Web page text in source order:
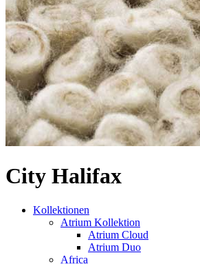
City Halifax
Kollektionen
Atrium Kollektion
Atrium Cloud
Atrium Duo
Africa